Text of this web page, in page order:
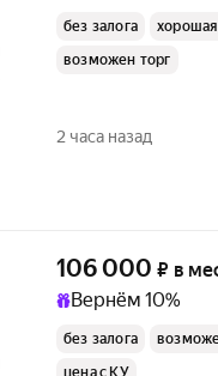
без залога
возможен торг
2 часа назад
106 000 ₽ в
Вернём 10%
без залога
цена с КУ